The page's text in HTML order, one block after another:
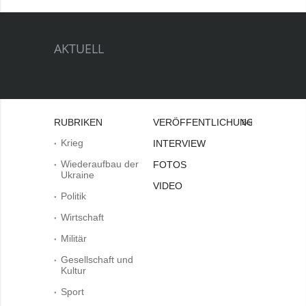
AKTUELL
RUBRIKEN
Krieg
Wiederaufbau der
Ukraine
Politik
Wirtschaft
Militär
Gesellschaft und
Kultur
Sport
VERÖFFENTLICHUNGEN
INTERVIEW
FOTOS
VIDEO
Bei